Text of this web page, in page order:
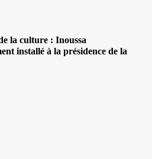
la culture : Inoussa
installé à la présidence de la